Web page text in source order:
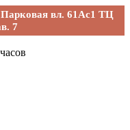
вл. 61Ас1 ТЦ
7